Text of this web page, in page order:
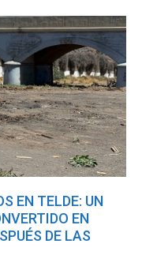
EN TELDE: UN
EN
DE LAS